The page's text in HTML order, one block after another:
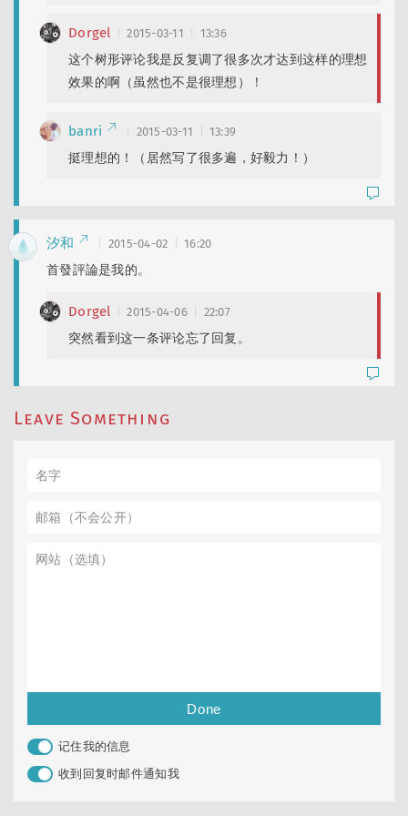
Dorgel 2015-03-11 13:36
这个树形评论我是反复调了很多次才达到这样的理想
效果的啊（虽然也不是很理想）！
banri 2015-03-11 13:39
挺理想的！（居然写了很多遍，好毅力！）
汐和 2015-04-02 16:20
首發評論是我的。
Dorgel 2015-04-06 22:07
突然看到这一条评论忘了回复。
Leave Something
记住我的信息
收到回复时邮件通知我